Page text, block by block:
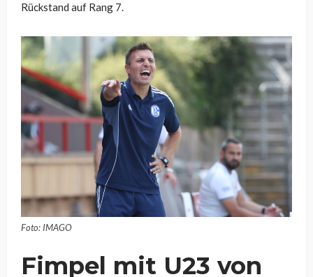
Rückstand auf Rang 7.
Foto: IMAGO
Fimpel mit U23 von